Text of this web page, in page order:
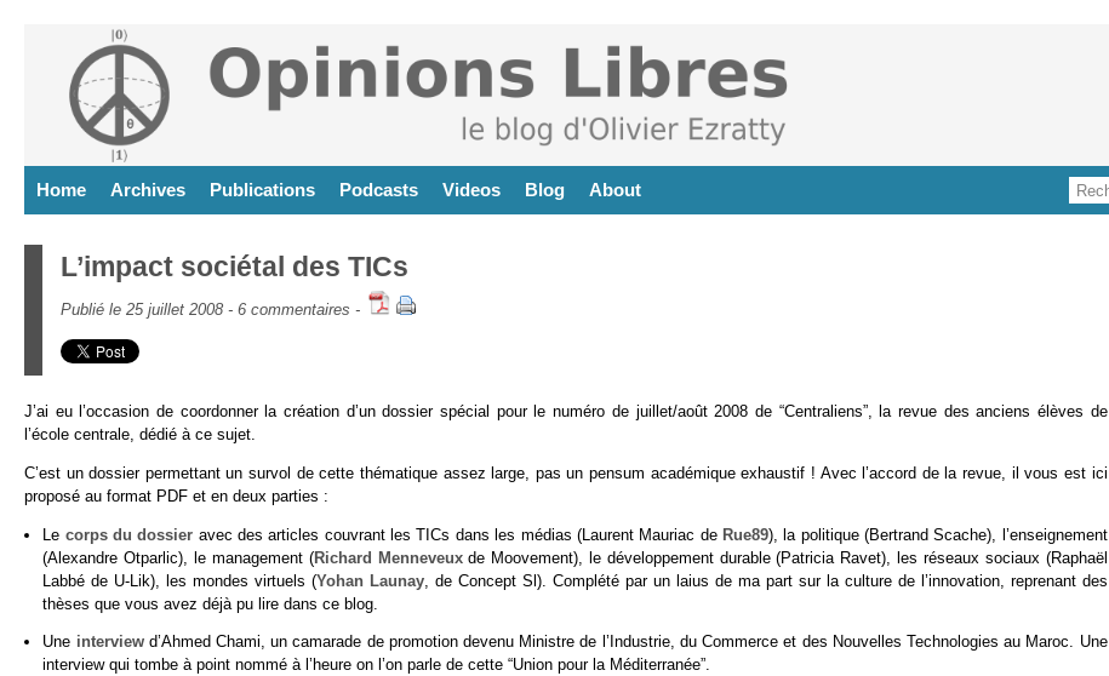
Home Archives Publications Podcasts Videos Blog About
L’impact sociétal des TICs
Publié le 25 juillet 2008 - 6 commentaires -
J’ai eu l’occasion de coordonner la création d’un dossier spécial pour le numéro de juillet/août 2008 de “Centraliens”, la revue des anciens élèves de
l’école centrale, dédié à ce sujet.
C’est un dossier permettant un survol de cette thématique assez large, pas un pensum académique exhaustif ! Avec l’accord de la revue, il vous est ici
proposé au format PDF et en deux parties :
Le corps du dossier avec des articles couvrant les TICs dans les médias (Laurent Mauriac de Rue89), la politique (Bertrand Scache), l’enseignement
(Alexandre Otparlic), le management (Richard Menneveuxde Moovement), le développement durable (Patricia Ravet), les réseaux sociaux (Raphaël
Labbé de U-Lik), les mondes virtuels (Yohan Launay , de Concept Sl). Complété par un laius de ma part sur la culture de l’innovation, reprenant des
thèses que vous avez déjà pu lire dans ce blog.
Une interviewd’Ahmed Chami, un camarade de promotion devenu Ministre de l’Industrie, du Commerce et des Nouvelles Technologies au Maroc. Une
interview qui tombe à point nommé à l’heure on l’on parle de cette “Union pour la Méditerranée”.